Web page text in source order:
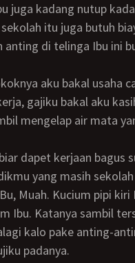
juga kadang nutup
itu juga butuh
anting di telinga Ibu ini
gajiku bakal aku
mengelap air mata
yang masih
Bu, Muah. Kucium pipi
Ibu. Katanya sambil
padanya.